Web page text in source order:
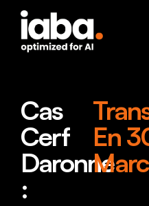
Cas
Cerf
Daronne
:
En